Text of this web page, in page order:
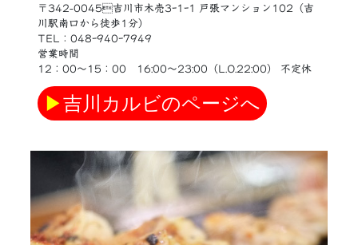
〒342-0045吉川市木売3ｰ1ｰ1 戸張マンション102（吉
川駅南口から徒歩1分）
TEL：048ｰ940ｰ7949
営業時間
12：00〜15：00 16:00〜23:00（L.O.22:00） 不定休
▶吉川カルビのページへ